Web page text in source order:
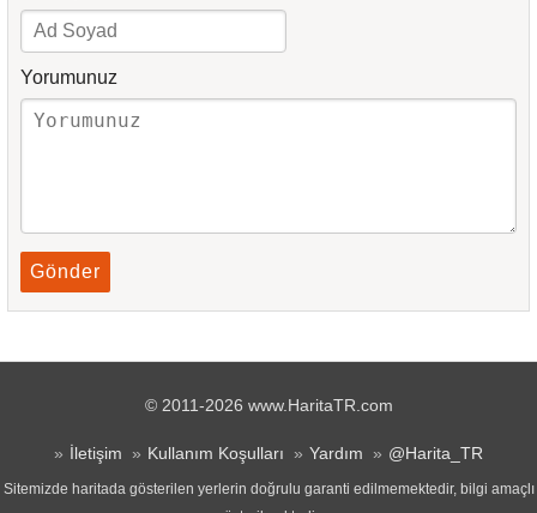
Yorumunuz
Gönder
© 2011-2026 www.HaritaTR.com
İletişim Kullanım Koşulları Yardım @Harita_TR
Sitemizde haritada gösterilen yerlerin doğrulu garanti edilmemektedir, bilgi amaçlı